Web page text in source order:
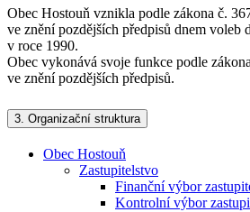
Obec Hostouň vznikla podle zákona č.
ve znění pozdějších předpisů dnem voleb
v roce 1990.
Obec vykonává svoje funkce podle
ve znění pozdějších předpisů.
3. Organizační struktura
Obec Hostouň
Zastupitelstvo
Finanční výbor
Kontrolní výbor